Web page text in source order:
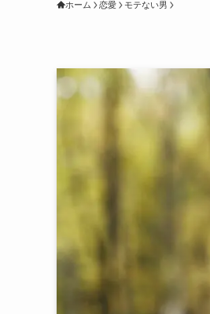
ホーム 恋愛 モテない男